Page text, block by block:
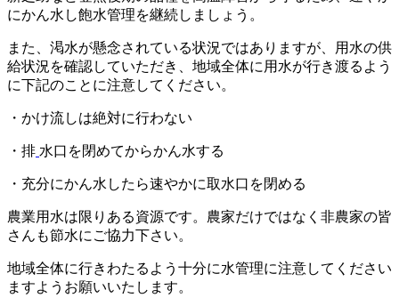
にかん水し飽水管理を継続しましょう。
また、渇水が懸念されている状況ではありますが、用水の供
給状況を確認していただき、地域全体に用水が行き渡るよう
に下記のことに注意してください。
・かけ流しは絶対に行わない
・排 水口を閉めてからかん水する
・充分にかん水したら速やかに取水口を閉める
農業用水は限りある資源です。農家だけではなく非農家の皆
さんも節水にご協力下さい。
地域全体に行きわたるよう十分に水管理に注意してください
ますようお願いいたします。